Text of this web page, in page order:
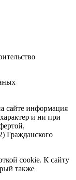
сайте информация
и ни при
Гражданского
cookie. К сайту
также